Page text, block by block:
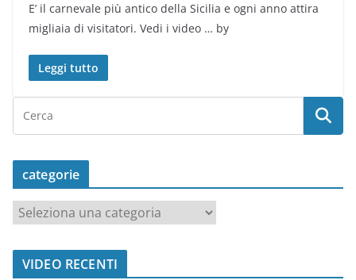
E’ il carnevale più antico della Sicilia e ogni anno attira
migliaia di visitatori. Vedi i video … by
Leggi tutto
categorie
a
t
VIDEO RECENTI